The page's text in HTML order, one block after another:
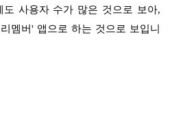
도 사용자 수가 많은 것으로 보아,
멤버' 앱으로 하는 것으로 보입니